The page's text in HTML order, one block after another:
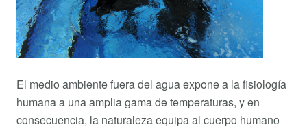
El medio ambiente fuera del agua expone a la fisiología
humana a una amplia gama de temperaturas, y en
consecuencia, la naturaleza equipa al cuerpo humano